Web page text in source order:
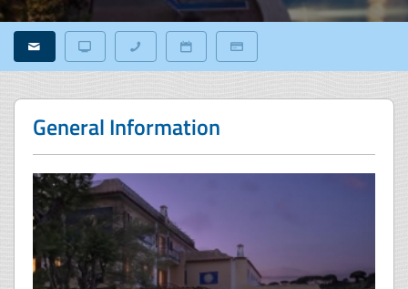
General Information